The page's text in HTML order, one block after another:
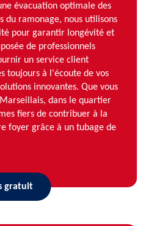
évacuation optimale des
du ramonage, nous utilisons
pour garantir longévité et
de professionnels
un service client
toujours à l'écoute de vos
innovantes. Que vous
dans le quartier
fiers de contribuer à la
foyer grâce à un tubage de
gratuit